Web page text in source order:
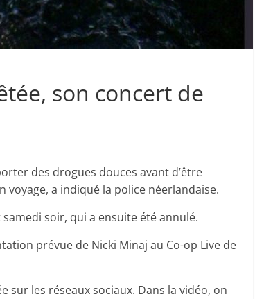
son concert de
des drogues douces avant d’être
a indiqué la police néerlandaise.
soir, qui a ensuite été annulé.
prévue de Nicki Minaj au Co-op Live de
sur les réseaux sociaux. Dans la vidéo, on